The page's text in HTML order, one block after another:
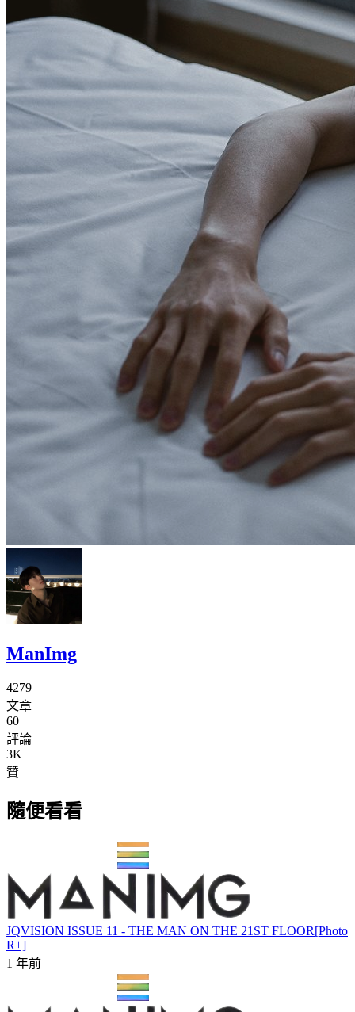
ManImg
4279
文章
60
評論
3K
贊
隨便看看
JQVISION ISSUE 11 - THE MAN ON THE 21ST FLOOR[Photo
R+]
1 年前